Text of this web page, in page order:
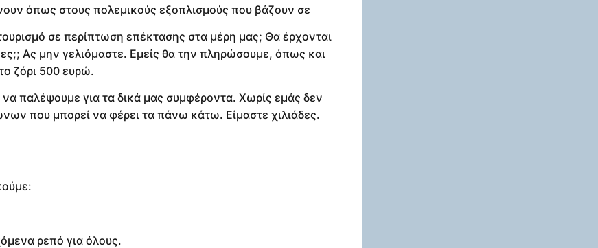
όπως στους πολεμικούς εξοπλισμούς που βάζουν σε
σε περίπτωση επέκτασης στα μέρη μας; Θα έρχονται
Ας μην γελιόμαστε. Εμείς θα την πληρώσουμε, όπως και
ζόρι 500 ευρώ.
παλέψουμε για τα δικά μας συμφέροντα. Χωρίς εμάς δεν
που μπορεί να φέρει τα πάνω κάτω. Είμαστε χιλιάδες.
ρεπό για όλους.